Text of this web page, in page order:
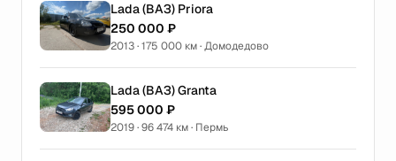
Lada (ВАЗ) Priora
250 000 ₽
2013 · 175 000 км · Домодедово
Lada (ВАЗ) Granta
595 000 ₽
2019 · 96 474 км · Пермь